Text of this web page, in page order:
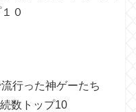
０
流行った神ゲーたち
数トップ10